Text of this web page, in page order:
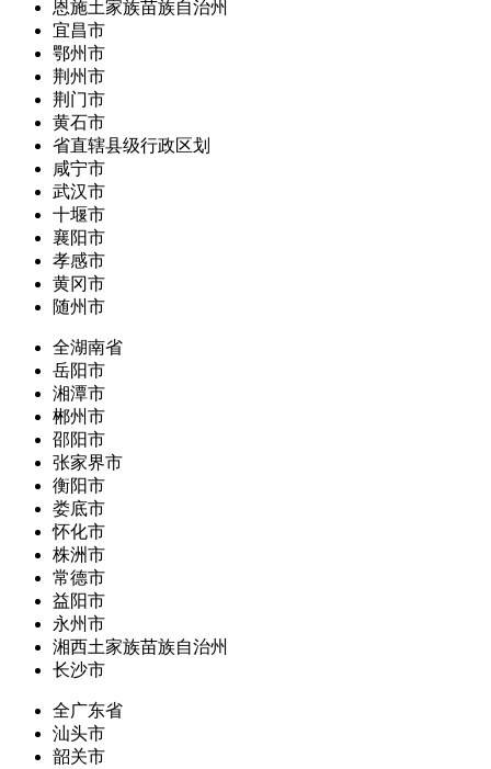
恩施土家族苗族自治州
宜昌市
鄂州市
荆州市
荆门市
黄石市
省直辖县级行政区划
咸宁市
武汉市
十堰市
襄阳市
孝感市
黄冈市
随州市
全湖南省
岳阳市
湘潭市
郴州市
邵阳市
张家界市
衡阳市
娄底市
怀化市
株洲市
常德市
益阳市
永州市
湘西土家族苗族自治州
长沙市
全广东省
汕头市
韶关市